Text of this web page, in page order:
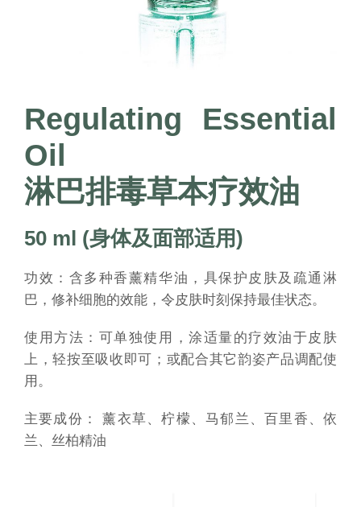
Regulating Essential
Oil
淋巴排毒草本疗效油
50 ml (身体及面部适用)
功效：含多种香薰精华油，具保护皮肤及疏通淋
巴，修补细胞的效能，令皮肤时刻保持最佳状态。
使用方法：可单独使用，涂适量的疗效油于皮肤
上，轻按至吸收即可；或配合其它韵姿产品调配使
用。
主要成份： 薰衣草、柠檬、马郁兰、百里香、依
兰、丝柏精油